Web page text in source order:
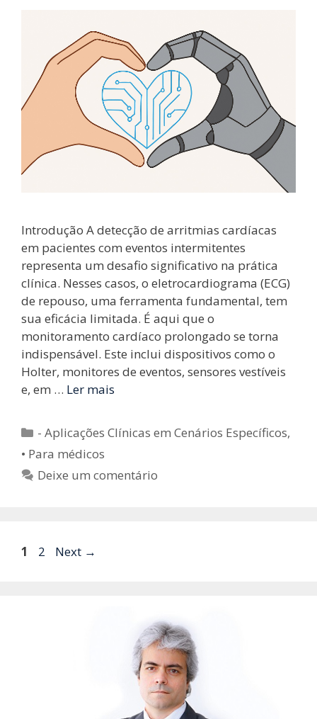
Introdução A detecção de arritmias cardíacas
em pacientes com eventos intermitentes
representa um desafio significativo na prática
clínica. Nesses casos, o eletrocardiograma (ECG)
de repouso, uma ferramenta fundamental, tem
sua eficácia limitada. É aqui que o
monitoramento cardíaco prolongado se torna
indispensável. Este inclui dispositivos como o
Holter, monitores de eventos, sensores vestíveis
e, em … Ler mais
Categorias
- Aplicações Clínicas em Cenários Específicos,
• Para médicos
Deixe um comentário
Page
1 Page
2 Next →